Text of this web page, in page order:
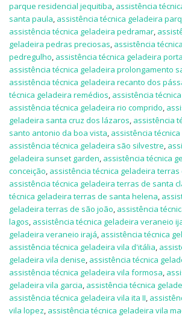
parque residencial jequitiba, assistência
santa paula, assistência técnica geladeira
assistência técnica geladeira pedramar,
geladeira pedras preciosas, assistência
pedregulho, assistência técnica geladeira
assistência técnica geladeira prolongamento
assistência técnica geladeira recanto dos
técnica geladeira remédios, assistência
assistência técnica geladeira rio comprido,
geladeira santa cruz dos lázaros, assistência
santo antonio da boa vista, assistência
assistência técnica geladeira são silvestre,
geladeira sunset garden, assistência técnica
conceição, assistência técnica geladeira
assistência técnica geladeira terras de santa
técnica geladeira terras de santa helena,
geladeira terras de são joão, assistência
lagos, assistência técnica geladeira veraneio
geladeira veraneio irajá, assistência técnica
assistência técnica geladeira vila d'itália,
geladeira vila denise, assistência técnica
assistência técnica geladeira vila formosa,
geladeira vila garcia, assistência técnica
assistência técnica geladeira vila ita II,
vila lopez, assistência técnica geladeira vila